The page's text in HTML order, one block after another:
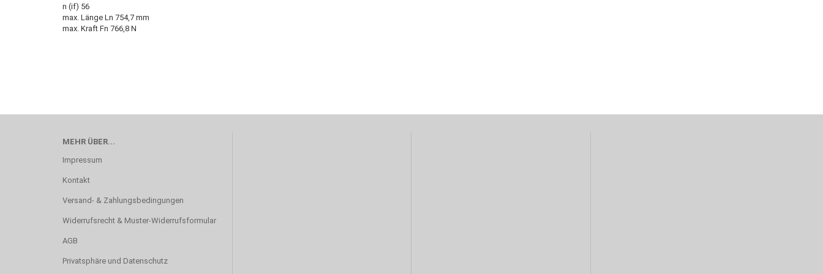
n (if) 56
max. Länge Ln 754,7 mm
max. Kraft Fn 766,8 N
MEHR ÜBER...
Impressum
Kontakt
Versand- & Zahlungsbedingungen
Widerrufsrecht & Muster-Widerrufsformular
AGB
Privatsphäre und Datenschutz